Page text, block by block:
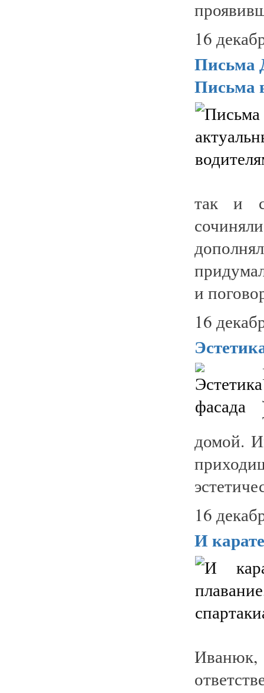
16
Письма
Письма
так и
и
16
домой.
16
И